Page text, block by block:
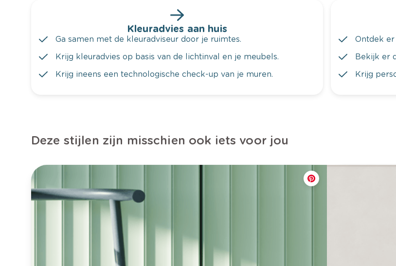
Kleuradvies aan huis
Ga samen met de kleuradviseur door je ruimtes.
Krijg kleuradvies op basis van de lichtinval en je meubels.
Krijg ineens een technologische check-up van je muren.
Ontdek
Bekijk er
Krijg
Deze stijlen zijn misschien ook iets voor jou